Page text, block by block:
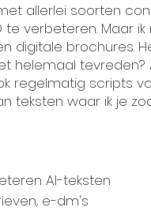
allerlei soorten
verbeteren. Maar
digitale brochures.
helemaal
regelmatig scripts
teksten waar ik je
AI-teksten
e-dm's